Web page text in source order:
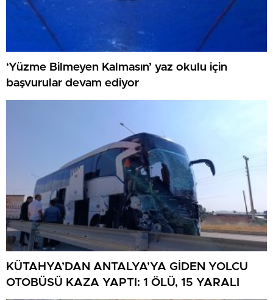
‘Yüzme Bilmeyen Kalmasın’ yaz okulu için
başvurular devam ediyor
KÜTAHYA’DAN ANTALYA’YA GİDEN YOLCU
OTOBÜSÜ KAZA YAPTI: 1 ÖLÜ, 15 YARALI